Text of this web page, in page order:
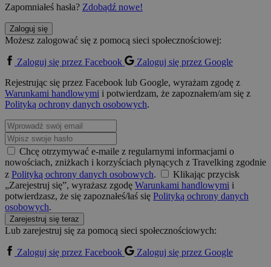
Zapomniałeś hasła? Zdobądź nowe!
Zaloguj się
Możesz zalogować się z pomocą sieci społecznościowej:
Zaloguj się przez Facebook
Zaloguj się przez Google
Rejestrując się przez Facebook lub Google, wyrażam zgodę z
Warunkami handlowymi i potwierdzam, że zapoznałem/am się z
Polityką ochrony danych osobowych.
Chcę otrzymywać e-maile z regularnymi informacjami o
nowościach, zniżkach i korzyściach płynących z Travelking zgodnie
z Polityką ochrony danych osobowych.
Klikając przycisk
„Zarejestruj się”, wyrażasz zgodę Warunkami handlowymi i
potwierdzasz, że się zapoznałeś/łaś się Polityką ochrony danych
osobowych.
Zarejestruj się teraz
Lub zarejestruj się za pomocą sieci społecznościowych:
Zaloguj się przez Facebook
Zaloguj się przez Google